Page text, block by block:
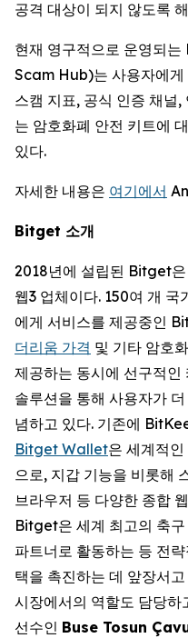
공격 대상이 되지 않도록
현재 영구적으로 운영되
Scam Hub)는 사용자에게
스캠 지표, 공식 인증 채널
는 암호화폐 안전 키트에
있다.
자세한 내용은 여기에서
Bitget 소개
2018년에 설립된 Bitget은
웹3 업체이다. 150여 개
에게 서비스를 제공중인
더리움 가격 및 기타 암호
제공하는 동시에 선구적인
솔루션을 통해 사용자가
념하고 있다. 기존에
Bitget Wallet은 세계적
으로, 지갑 기능을 비롯해
브라우저 등 다양한 종합
Bitget은 세계 최고의 축구
파트너로 활동하는 등 전
택을 촉진하는 데 앞장서
시장에서의 역할도 담당하
선수인 Buse Tosun